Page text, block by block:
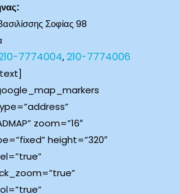
Σοφίας 98
7774004,210-7774006
zoom=”16″
height=”320″